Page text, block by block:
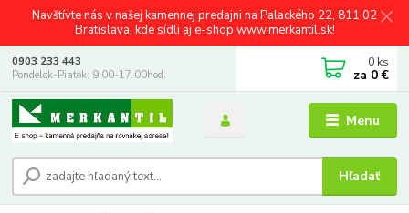
Navštívte nás v našej kamennej predajni na Palackého 22, 811 02
Bratislava, kde sídli aj e-shop www.merkantil.sk!
Menu
Hľadať
0903 233 443
Pondelok-Piatok: 9.00-17.00hod.
0 ks
za 0 €